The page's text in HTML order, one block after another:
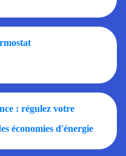
: régulez votre
économies d'énergie